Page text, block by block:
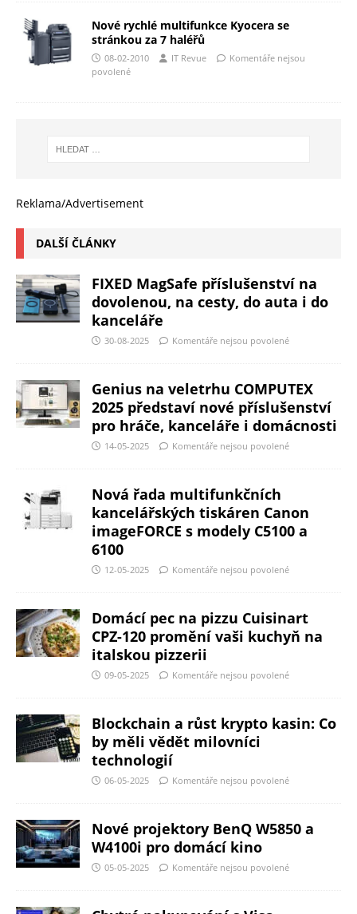
Nové rychlé multifunkce Kyocera se
stránkou za 7 haléřů
08-02-2010 IT Revue
Komentáře nejsou
povolené
Reklama/Advertisement
DALŠÍ ČLÁNKY
FIXED MagSafe příslušenství na
dovolenou, na cesty, do auta i do
kanceláře
30-08-2025 Komentáře nejsou povolené
Genius na veletrhu COMPUTEX
2025 představí nové příslušenství
pro hráče, kanceláře i domácnosti
14-05-2025 Komentáře nejsou povolené
Nová řada multifunkčních
kancelářských tiskáren Canon
imageFORCE s modely C5100 a
6100
12-05-2025 Komentáře nejsou povolené
Domácí pec na pizzu Cuisinart
CPZ-120 promění vaši kuchyň na
italskou pizzerii
09-05-2025 Komentáře nejsou povolené
Blockchain a růst krypto kasin: Co
by měli vědět milovníci
technologií
06-05-2025 Komentáře nejsou povolené
Nové projektory BenQ W5850 a
W4100i pro domácí kino
05-05-2025 Komentáře nejsou povolené